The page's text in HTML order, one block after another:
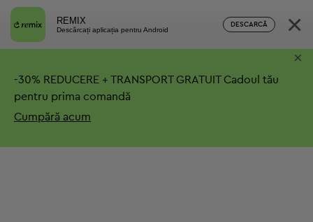
REMIX
Descărcați aplicația pentru Android
DESCARCĂ ×
-30% REDUCERE + TRANSPORT GRATUITCadoul tău
pentru prima comandă
Cumpără acum
×